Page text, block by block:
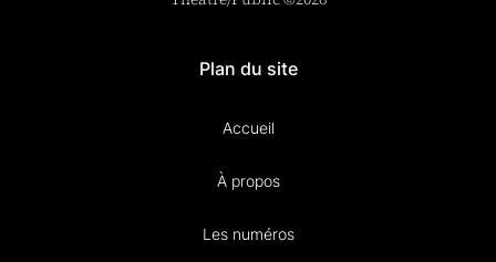
Plan du site
Accueil
À propos
Les numéros